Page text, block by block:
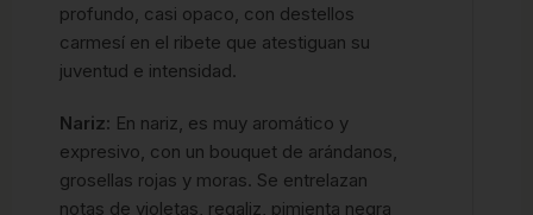
profundo, casi opaco, con destellos
carmesí en el ribete que atestiguan su
juventud e intensidad.
Nariz: En nariz, es muy aromático y
expresivo, con un bouquet de arándanos,
grosellas rojas y moras. Se entrelazan
notas de violetas, regaliz, pimienta negra